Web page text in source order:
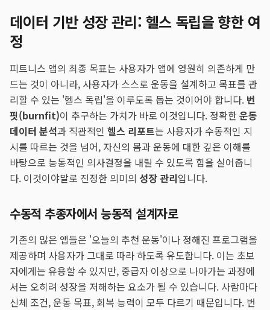
데이터 기반 성장 관리: 헬스 독립을 향한 여
정
피트니스 앱의 최종 목표는 사용자가 앱에 영원히 의존하게 만
드는 것이 아니라, 사용자가 스스로 운동을 설계하고 목표를 관
리할 수 있는 '헬스 독립'을 이루도록 돕는 것이어야 합니다. 번
핏(burnfit)이 추구하는 가치가 바로 이것입니다. 정확한운동
데이터 분석과 직관적인 헬스 리포트는 사용자가 수동적인 지
시를 따르는 것을 넘어, 자신의 몸과 운동에 대한 깊은 이해를
바탕으로 능동적인 의사결정을 내릴 수 있도록 힘을 실어줍니
다. 이것이야말로 진정한 의미의 성장 관리입니다.
수동적 추종자에서 능동적 설계자로
기존의 많은 앱들은 '오늘의 추천 운동'이나 정해진 프로그램을
제공하며 사용자가 그대로 따라 하도록 유도합니다. 이는 초보
자에게는 유용할 수 있지만, 중급자 이상으로 나아가는 과정에
서는 오히려 성장을 저해하는 요소가 될 수 있습니다. 사람마다
신체 조건, 운동 목표, 회복 능력이 모두 다르기 때문입니다. 번